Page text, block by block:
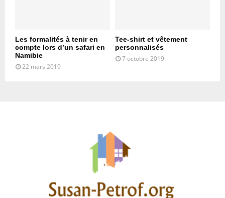
Les formalités à tenir en
compte lors d’un safari en
Namibie
22 mars 2019
Tee-shirt et vêtement
personnalisés
7 octobre 2019